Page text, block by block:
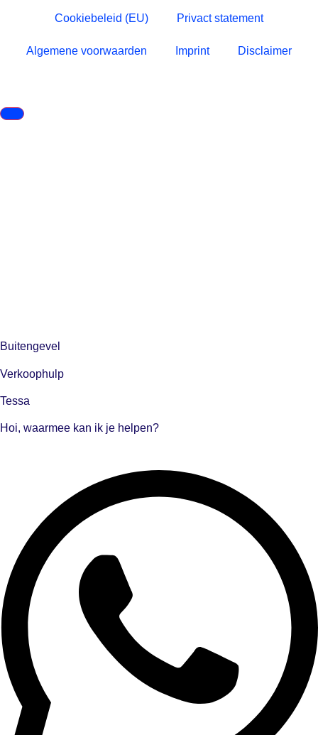
Cookiebeleid (EU) Privact statement
Algemene voorwaarden Imprint Disclaimer
Buitengevel
Verkoophulp
Tessa
Hoi, waarmee kan ik je helpen?